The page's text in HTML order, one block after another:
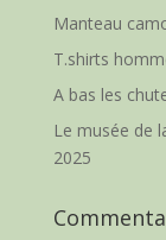
Manteau
T.shirts
A bas les
Le musée de
2025